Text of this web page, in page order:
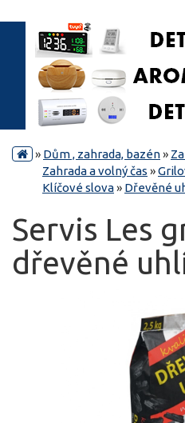
» Dům , zahrada, bazén»
Zahrada a volný čas »
Klíčové slova» Dřevěné
Servis Les
dřevěné